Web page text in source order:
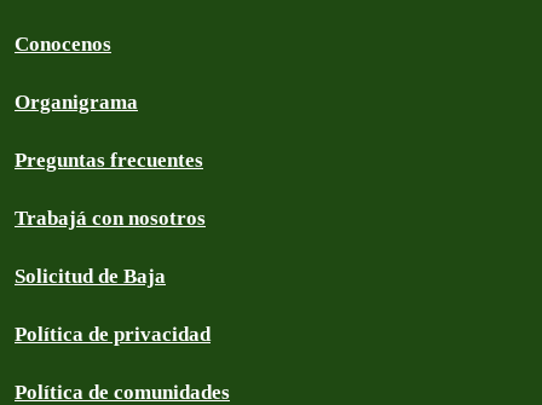
Conocenos
Organigrama
Preguntas frecuentes
Trabajá con nosotros
Solicitud de Baja
Política de privacidad
Política de comunidades